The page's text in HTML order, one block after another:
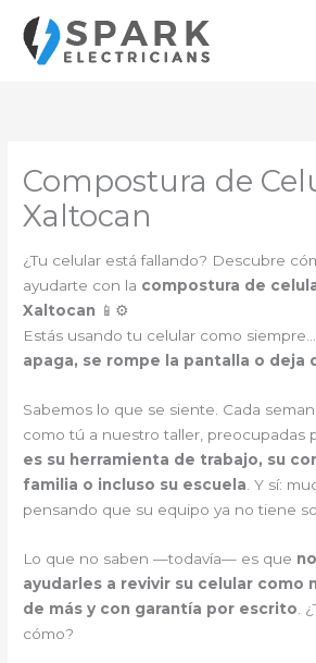
contenido
Compostura de
Xaltocan
¿Tu celular está fallando? Descubre
ayudarte con la compostura de
Xaltocan 📱⚙️
Estás usando tu celular como
apaga, se rompe la pantalla o deja
Sabemos lo que se siente. Cada
como tú a nuestro taller, preocupadas
es su herramienta de trabajo, su
familia o incluso su escuela . Y sí:
pensando que su equipo ya no tiene
Lo que no saben —todavía— es que
ayudarles a revivir su celular como
de más y con garantía por escrito .
cómo?